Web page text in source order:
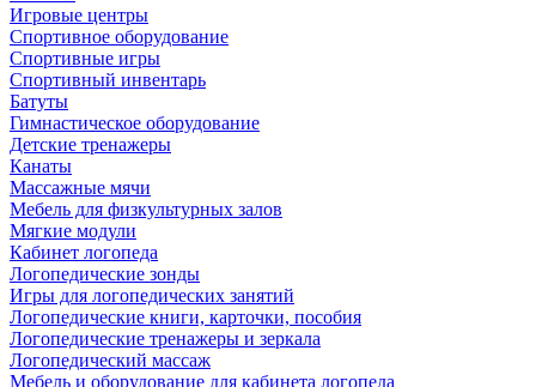
Игровые центры
Спортивное оборудование
Спортивные игры
Спортивный инвентарь
Батуты
Гимнастическое оборудование
Детские тренажеры
Канаты
Массажные мячи
Мебель для физкультурных залов
Мягкие модули
Кабинет логопеда
Логопедические зонды
Игры для логопедических занятий
Логопедические книги, карточки, пособия
Логопедические тренажеры и зеркала
Логопедический массаж
Мебель и оборудование для кабинета логопеда